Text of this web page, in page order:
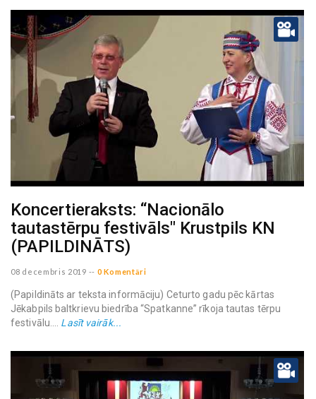
Koncertieraksts: “Nacionālo
tautastērpu festivāls" Krustpils KN
(PAPILDINĀTS)
08 decembris 2019 -- 0 Komentāri
(Papildināts ar teksta informāciju) Ceturto gadu pēc kārtas
Jēkabpils baltkrievu biedrība “Spatkanne” rīkoja tautas tērpu
festivālu.... Lasīt vairāk...